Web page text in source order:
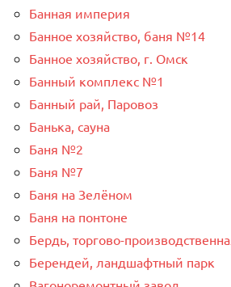
Банная империя
Банное хозяйство, баня №14
Банное хозяйство, г. Омск
Банный комплекс №1
Банный рай, Паровоз
Банька, сауна
Баня №2
Баня №7
Баня на Зелёном
Баня на понтоне
Бердь, торгово-
Берендей, ландшафтный парк